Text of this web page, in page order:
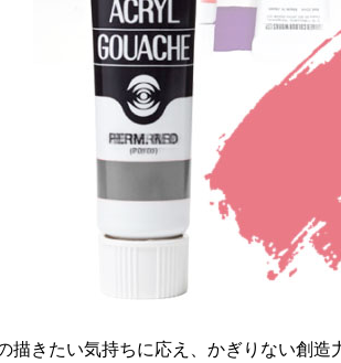
描きたい気持ちに応え、かぎりない創造